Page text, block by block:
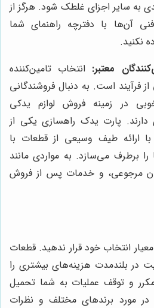
به سایر اجزای غلطک شود. هرگز از
آن‌ها با دفترچه راهنمای شما
نکنید.
معتبر: انتخاب تامین‌کننده
است. به دنبال فروشندگانی
در زمینه فروش لوازم یدکی
دارند. پارت یدک راهسازی یکی از
ارائه طیف وسیعی از قطعات با
برطرف می‌سازد. به مواردی مانند
مرجوعی، و خدمات پس از فروش
انتخاب خود قرار ندهید. قطعات
در بلندمدت هزینه‌های بیشتری را
و توقف عملیات به شما تحمیل
مورد برندهای مختلف و نظرات